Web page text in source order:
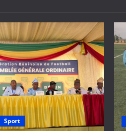
Sport